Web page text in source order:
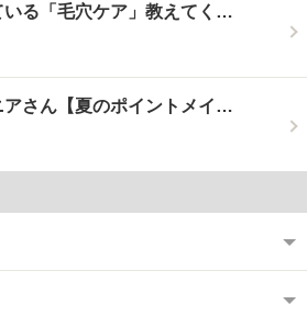
いる「毛穴ケア」教えてく…
アさん【夏のポイントメイ…